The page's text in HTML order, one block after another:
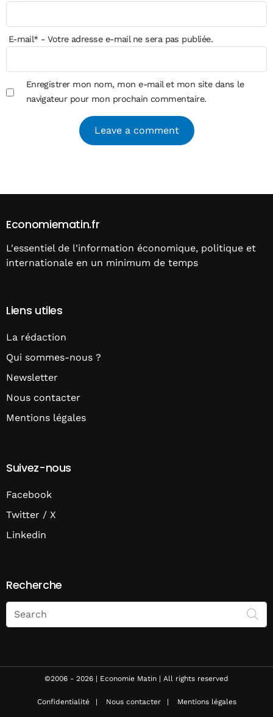
E-mail*- Votre adresse e-mail ne sera pas publiée.
Enregistrer mon nom, mon e-mail et mon site dans le
navigateur pour mon prochain commentaire.
Economiematin.fr
L'essentiel de l'information économique, politique et
internationale en un minimum de temps
Liens utiles
La rédaction
Qui sommes-nous ?
Newsletter
Nous contacter
Mentions légales
Suivez-nous
Facebook
Twitter / X
Linkedin
Recherche
Search
on
Economie
©2006 - 2026 | Economie Matin | All rights reserved
Confidentialité Nous contacter Mentions légales